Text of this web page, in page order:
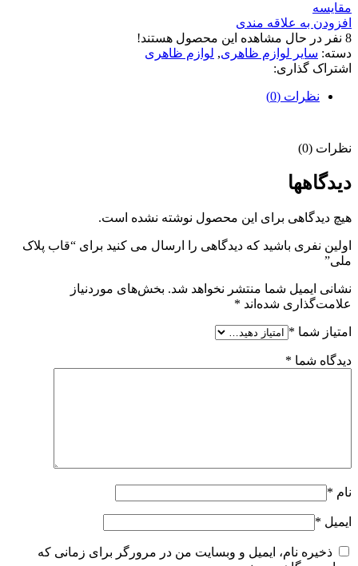
مقایسه
افزودن به علاقه مندی
8 نفر در حال مشاهده این محصول هستند!
دسته: سایر لوازم ظاهری, لوازم ظاهری
اشتراک گذاری:
نظرات (0)
نظرات (0)
دیدگاهها
هیچ دیدگاهی برای این محصول نوشته نشده است.
اولین نفری باشید که دیدگاهی را ارسال می کنید برای “قاب پلاک
ملی”
نشانی ایمیل شما منتشر نخواهد شد. بخش‌های موردنیاز
علامت‌گذاری شده‌اند *
امتیاز شما *
دیدگاه شما *
نام *
ایمیل *
ذخیره نام، ایمیل و وبسایت من در مرورگر برای زمانی که